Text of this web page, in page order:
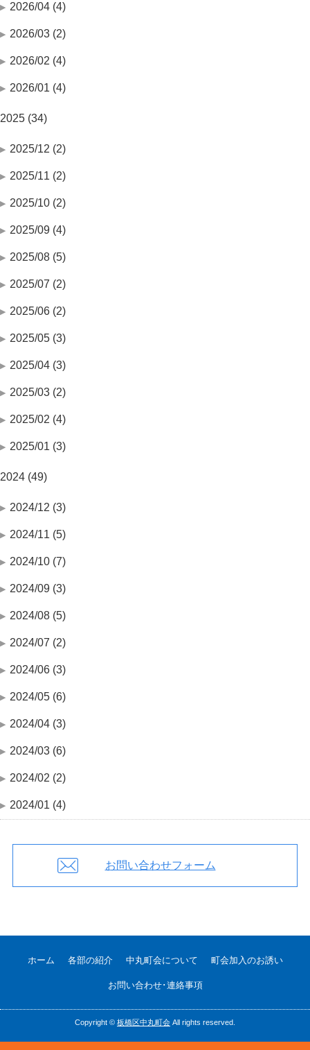
2026/04 (4)
2026/03 (2)
2026/02 (4)
2026/01 (4)
2025 (34)
2025/12 (2)
2025/11 (2)
2025/10 (2)
2025/09 (4)
2025/08 (5)
2025/07 (2)
2025/06 (2)
2025/05 (3)
2025/04 (3)
2025/03 (2)
2025/02 (4)
2025/01 (3)
2024 (49)
2024/12 (3)
2024/11 (5)
2024/10 (7)
2024/09 (3)
2024/08 (5)
2024/07 (2)
2024/06 (3)
2024/05 (6)
2024/04 (3)
2024/03 (6)
2024/02 (2)
2024/01 (4)
お問い合わせフォーム
ホーム 各部の紹介 中丸町会について 町会加入のお誘い
お問い合わせ･連絡事項
Copyright © 板橋区中丸町会 All rights reserved.